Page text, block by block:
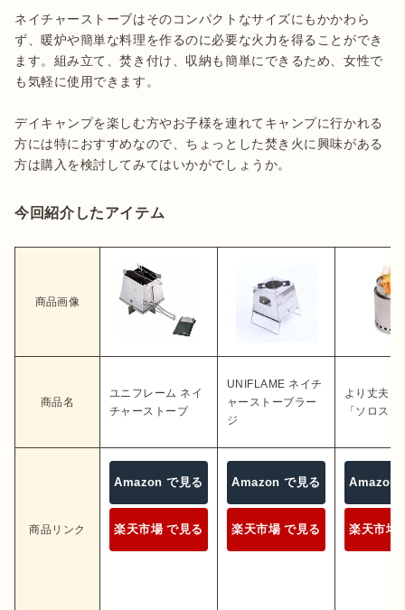
ネイチャーストーブはそのコンパクトなサイズにもかかわら
ず、暖炉や簡単な料理を作るのに必要な火力を得ることができ
ます。組み立て、焚き付け、収納も簡単にできるため、女性で
も気軽に使用できます。
デイキャンプを楽しむ方やお子様を連れてキャンプに行かれる
方には特におすすめなので、ちょっとした焚き火に興味がある
方は購入を検討してみてはいかがでしょうか。
今回紹介したアイテム
商品画像
商品名
ユニフレーム ネイ
チャーストーブ
UNIFLAME ネイチ
ャーストーブラー
ジ
より丈夫な
「ソロス
商品リンク
Amazon で見る
楽天市場 で見る
Amazon で見る
楽天市場 で見る
Amazon
楽天市場